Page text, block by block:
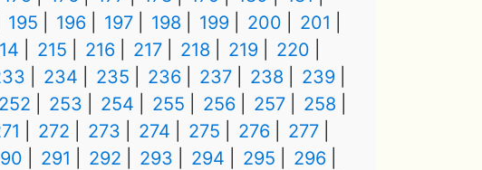
195 196 197 198 199 200
201
215 216 217 218 219
220
234 235 236 237 238
239
252 253 254 255 256 257
258
272 273 274 275 276
277
291 292 293 294 295
296